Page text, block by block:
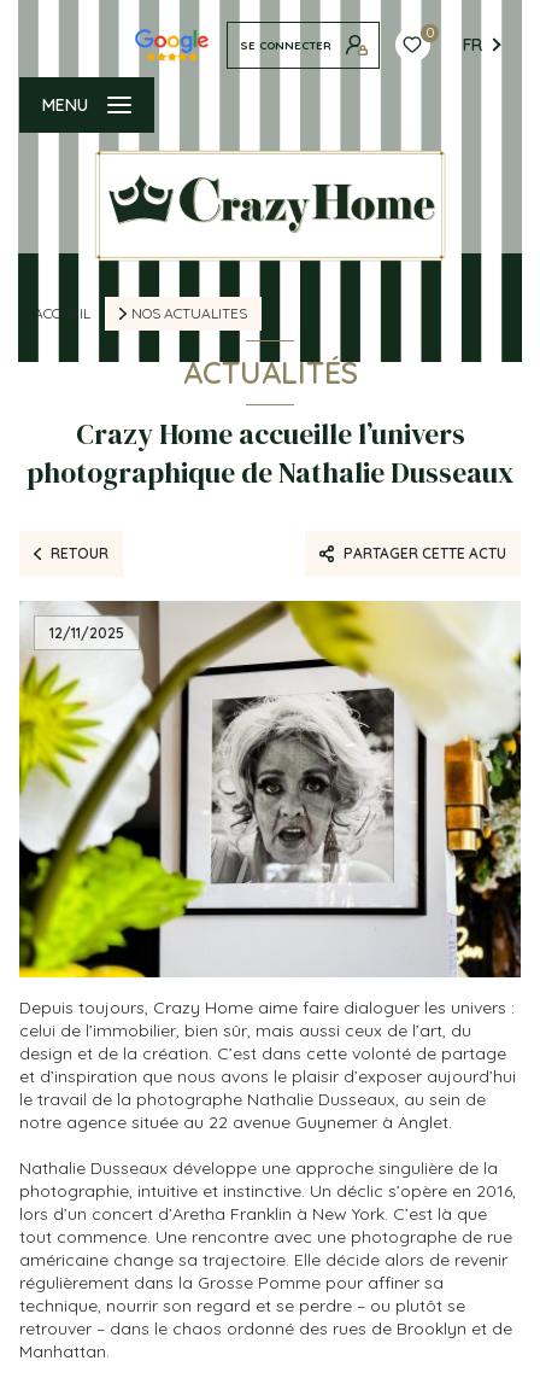
SE CONNECTER
0
FR
MENU
ACCUEIL NOS ACTUALITES
ACTUALITÉS
Crazy Home accueille l’univers
photographique de Nathalie Dusseaux
RETOUR PARTAGER CETTE ACTU
12/11/2025
Depuis toujours, Crazy Home aime faire dialoguer les univers :
celui de l’immobilier, bien sûr, mais aussi ceux de l’art, du
design et de la création. C’est dans cette volonté de partage
et d’inspiration que nous avons le plaisir d’exposer aujourd’hui
le travail de la photographe Nathalie Dusseaux, au sein de
notre agence située au 22 avenue Guynemer à Anglet.
Nathalie Dusseaux développe une approche singulière de la
photographie, intuitive et instinctive. Un déclic s’opère en 2016,
lors d’un concert d’Aretha Franklin à New York. C’est là que
tout commence. Une rencontre avec une photographe de rue
américaine change sa trajectoire. Elle décide alors de revenir
régulièrement dans la Grosse Pomme pour affiner sa
technique, nourrir son regard et se perdre – ou plutôt se
retrouver – dans le chaos ordonné des rues de Brooklyn et de
Manhattan.